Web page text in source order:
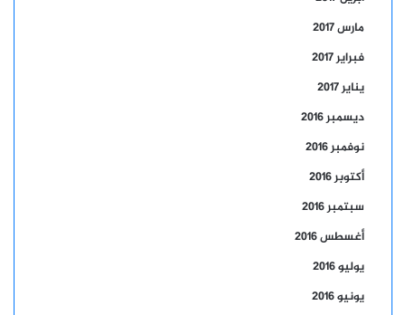
مارس 2017
فبراير 2017
يناير 2017
ديسمبر 2016
نوفمبر 2016
أكتوبر 2016
سبتمبر 2016
أغسطس 2016
يوليو 2016
يونيو 2016